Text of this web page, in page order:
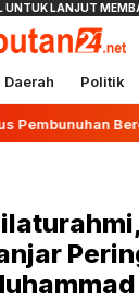
Daerah Politik
Berencana